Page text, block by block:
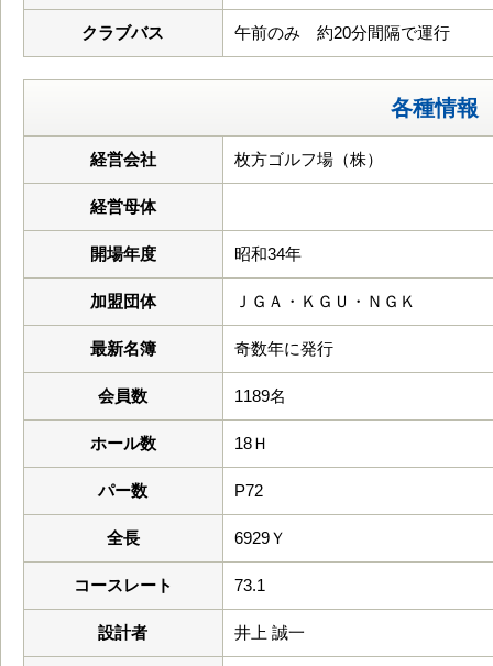
クラブバス 午前のみ 約20分間隔で運行
各種情報
経営会社 枚方ゴルフ場（株）
経営母体
開場年度 昭和34年
加盟団体 ＪＧＡ・ＫＧＵ・ＮＧＫ
最新名簿 奇数年に発行
会員数 1189名
ホール数 18Ｈ
パー数 P72
全長 6929Ｙ
コースレート 73.1
設計者 井上 誠一